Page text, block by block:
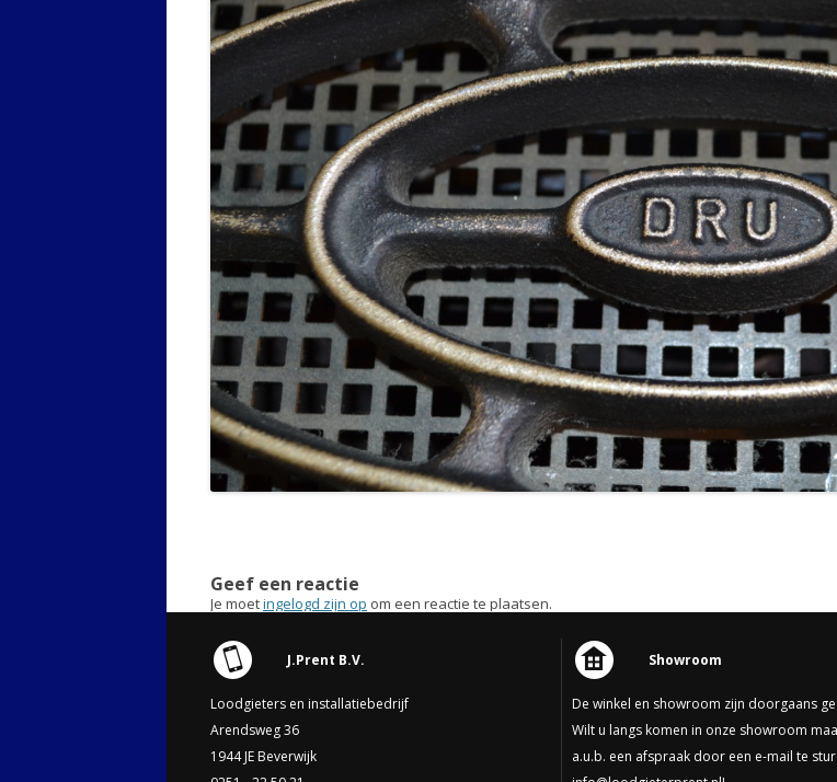
Geef een reactie
Je moetingelogd zijn op om een reactie te plaatsen.
J.Prent B.V.
Loodgieters en installatiebedrijf
Arendsweg 36
1944 JE Beverwijk
Showroom
De winkel en showroom zijn doorgaans
Wilt u langs komen in onze showroom
a.u.b. een afspraak door een e-mail te